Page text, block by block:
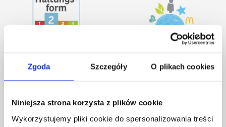
Zgoda Szczegóły O plikach cookies
Niniejsza strona korzysta z plików cookie
Wykorzystujemy pliki cookie do spersonalizowania treści